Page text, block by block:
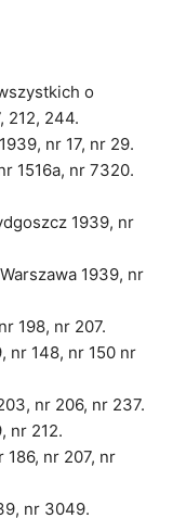
o
212, 244.
nr 17, nr 29.
1516a, nr 7320.
1939, nr
1939, nr
198, nr 207.
nr 148, nr 150 nr
nr 206, nr 237.
nr 212.
186, nr 207, nr
nr 3049.